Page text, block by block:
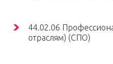
44.02.06
отраслям) (СПО)